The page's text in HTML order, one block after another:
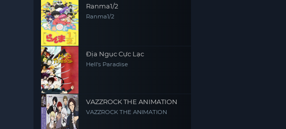
Ranma1/2
Ranma1/2
Địa Ngục Cực Lạc
Hell's Paradise
VAZZROCK THE ANIMATION
VAZZROCK THE ANIMATION